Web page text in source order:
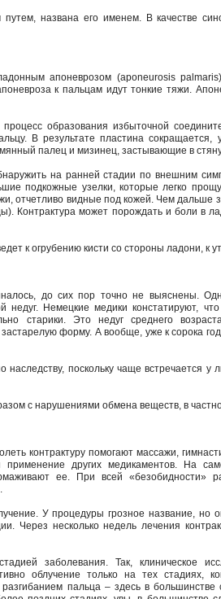
названа его именем. В качестве
апоневрозом (aponeurosis
к пальцам идут тонкие тяжи.
образования избыточной
В результате пластина сокращается,
палец и мизинец, застывающие в
на ранней стадии по внешним
подкожные узелки, которые легко
отчетливо видные под кожей. Чем дальше
Контрактура может порождать и боли в
к огрубению кисти со стороны ладони, к
до сих пор точно не выяснены.
Немецкие медики констатируют,
старики. Это недуг среднего
форму. А вообще, уже к сорока
поскольку чаще встречается
с нарушениями обмена веществ, в
контрактуру помогают массажи,
применение других медикаментов. На
ее. При всей «безобидности»
У процедуры грозное название, но
Через несколько недель лечения
заболевания. Так, клиническое
облучение только на тех стадиях,
пальца – здесь в большинстве